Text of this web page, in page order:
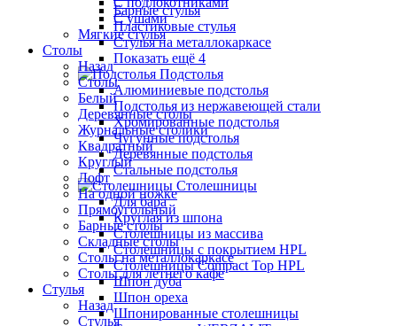
Барные стулья
Пластиковые стулья
Стулья на металлокаркасе
Показать ещё 4
Подстолья
Алюминиевые подстолья
Подстолья из нержавеющей стали
Хромированные подстолья
Чугунные подстолья
Деревянные подстолья
Стальные подстолья
Столешницы
Для бара
Круглая из шпона
Столешницы из массива
Столешницы с покрытием HPL
Столешницы Сompact Top HPL
Шпон дуба
Шпон ореха
Шпонированные столешницы
С ушами
Мягкие стулья
Столы
Назад
Столы
Белый
Деревянные столы
Журнальные столики
Квадратный
Круглый
Лофт
На одной ножке
Прямоугольный
Барные столы
Складные столы
Столы на металлокаркасе
Столы для летнего кафе
Стулья
Назад
Стулья